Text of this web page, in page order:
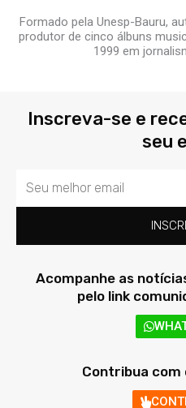
Formado pela Unesp-Bauru,
produtor de cinco álbuns
1999 em
Inscreva-se e
seu
Email
Acompanhe as
pelo link
Contribua